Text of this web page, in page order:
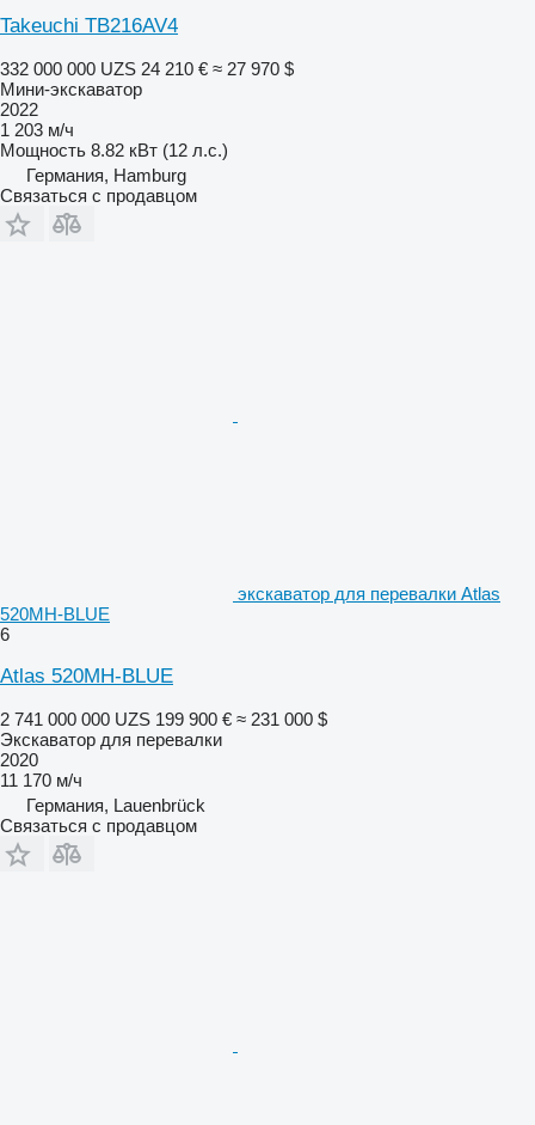
Takeuchi TB216AV4
332 000 000 UZS 24 210 € ≈ 27 970 $
Мини-экскаватор
2022
1 203 м/ч
Мощность 8.82 кВт (12 л.с.)
Германия, Hamburg
Связаться с продавцом
экскаватор для перевалки Atlas
520MH-BLUE
6
Atlas 520MH-BLUE
2 741 000 000 UZS 199 900 € ≈ 231 000 $
Экскаватор для перевалки
2020
11 170 м/ч
Германия, Lauenbrück
Связаться с продавцом